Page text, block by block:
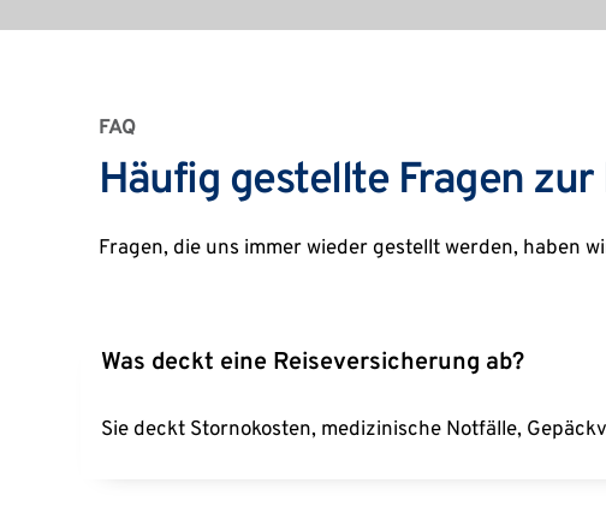
FAQ
Häufig gestellte Fragen
Fragen, die uns immer wieder gestellt werden, haben
Was deckt eine Reiseversicherung ab?
Sie deckt Stornokosten, medizinische Notfälle,